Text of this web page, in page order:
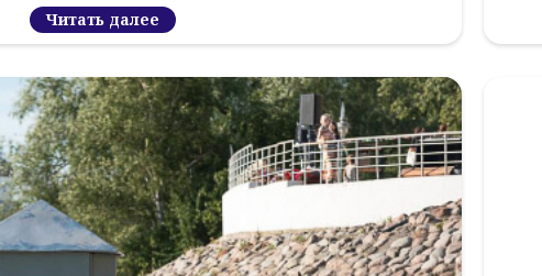
Читать далее